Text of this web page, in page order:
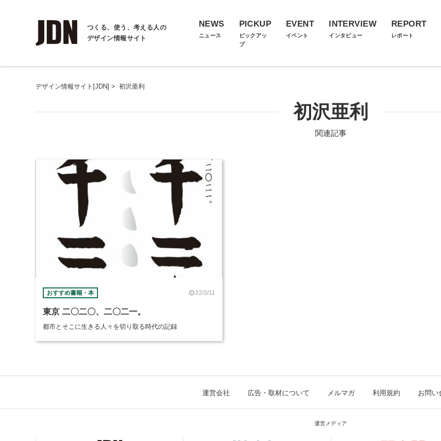
つくる、使う、考える人の
デザイン情報サイト
NEWS
ニュース
PICKUP
ピックアッ
プ
EVENT
イベント
INTERVIEW
インタビュー
REPORT
レポート
デザイン情報サイト[JDN] > 初沢亜利
初沢亜利
関連記事
おすすめ書籍・本 22/3/11
東京 二〇二〇、二〇二一。
都市とそこに生きる人々を切り取る時代の記録
運営会社 広告・取材について メルマガ 利用規約 お問い
運営メディア